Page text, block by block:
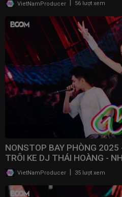
VietNamProducer 56 lượt xem
NONSTOP BAY PHÒNG 2025
TRÔI KE DJ THÁI HOÀNG -
CWCH MẠNH
VietNamProducer 35 lượt xem